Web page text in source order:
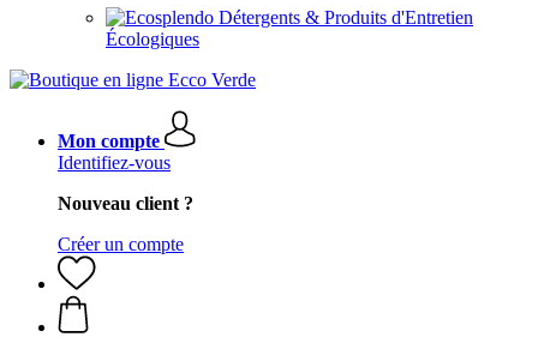
Détergents & Produits d'Entretien
Écologiques
Mon compte
Identifiez-vous
Nouveau client ?
Créer un compte